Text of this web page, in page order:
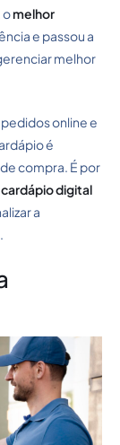
omelhor
e passou a
melhor
online e
é
compra. É por
digital
a